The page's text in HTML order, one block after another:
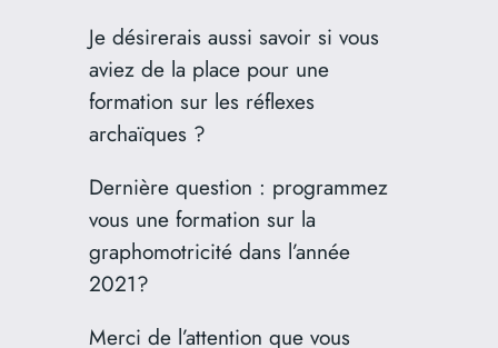
Je désirerais aussi savoir si vous
aviez de la place pour une
formation sur les réflexes
archaïques ?
Dernière question : programmez
vous une formation sur la
graphomotricité dans l’année
2021?
Merci de l’attention que vous